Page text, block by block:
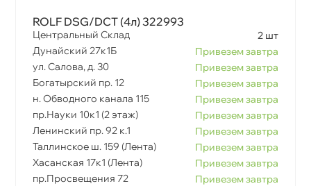
ROLF DSG/DCT (4л) 322993
Центральный Склад
2 шт
Дунайский 27к1Б
Привезем завтра
ул. Салова, д. 30
Привезем завтра
Богатырский пр. 12
Привезем завтра
н. Обводного канала 115
Привезем завтра
пр.Науки 10к1 (2 этаж)
Привезем завтра
Ленинский пр. 92 к.1
Привезем завтра
Таллинское ш. 159 (Лента)
Привезем завтра
Хасанская 17к1 (Лента)
Привезем завтра
пр.Просвещения 72
Привезем завтра